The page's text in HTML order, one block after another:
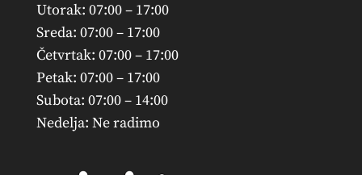
Utorak: 07:00 – 17:00
Sreda: 07:00 – 17:00
Četvrtak: 07:00 – 17:00
Petak: 07:00 – 17:00
Subota: 07:00 – 14:00
Nedelja: Ne radimo